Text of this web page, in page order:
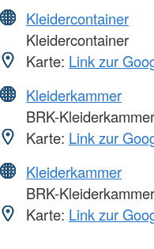
Kleidercontainer
Kleidercontainer
Karte: Link zur
Kleiderkammer
BRK-
Karte: Link zur
Kleiderkammer
BRK-
Karte: Link zur